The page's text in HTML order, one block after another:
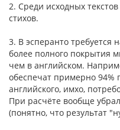
2. Среди исходных
стихов.
3. В эсперанто
более полного покрытия
чем в английском.
обеспечат примерно 94%
английского, имхо,
При расчёте вообще
(понятно, что результат